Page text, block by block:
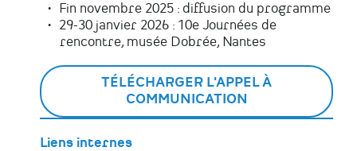
Fin novembre 2025 : diffusion du programme
29-30 janvier 2026 : 10e Journées de
rencontre, musée Dobrée, Nantes
TÉLÉCHARGER L'APPEL À
COMMUNICATION
Liens internes